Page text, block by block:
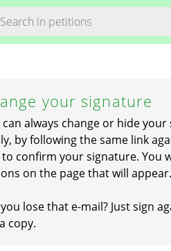
your signature
can always change or hide your
by following the same link
confirm your signature. You
on the page that will appear.
lose that e-mail? Just sign
copy.